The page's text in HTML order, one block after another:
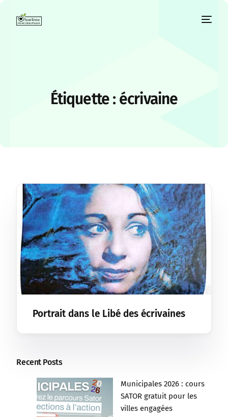
Étiquette : écrivaine
Portrait dans le Libé des écrivaines
Recent Posts
Municipales 2026 : cours
SATOR gratuit pour les
villes engagées